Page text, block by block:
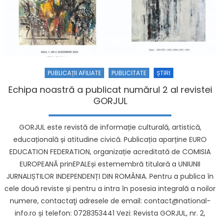
PUBLICAȚII AFILIATE PUBLICITATE ȘTIRI
Echipa noastră a publicat numărul 2 al revistei
GORJUL
GORJUL este revistă de informație culturală, artistică,
educațională și atitudine civică. Publicația aparține EURO
EDUCATION FEDERATION, organizație acreditată de COMISIA
EUROPEANĂ prinEPALEși estemembră titulară a UNIUNII
JURNALIȘTILOR INDEPENDENȚI DIN ROMÂNIA. Pentru a publica în
cele două reviste și pentru a intra în posesia integrală a noilor
numere, contactaţi adresele de email: contact@national-
info.ro și telefon: 0728353441 Vezi: Revista GORJUL, nr. 2,